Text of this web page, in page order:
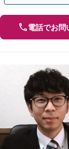
電話でお問